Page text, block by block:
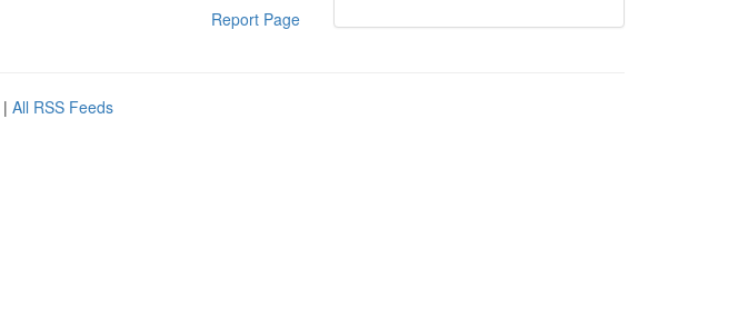
Report Page
| All RSS Feeds